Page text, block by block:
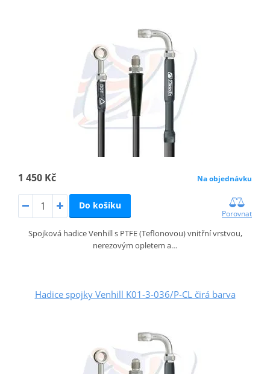
1 450 Kč Na objednávku
Do košíku
Porovnat
Spojková hadice Venhill s PTFE (Teflonovou) vnitřní vrstvou,
nerezovým opletem a…
Hadice spojky Venhill K01-3-036/P-CL čirá barva